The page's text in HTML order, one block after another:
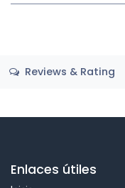
Reviews & Rating
Enlaces útiles